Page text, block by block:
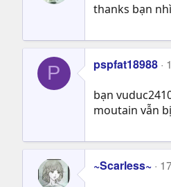
thanks bạn
P pspfat18988
bạn
moutain vẫn
~Scarless~